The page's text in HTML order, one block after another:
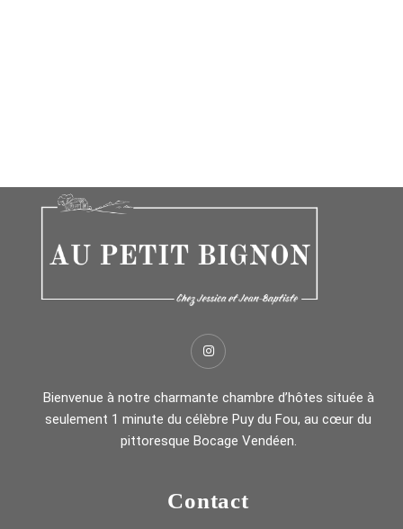
Bienvenue à notre charmante chambre d’hôtes située à
seulement 1 minute du célèbre Puy du Fou, au cœur du
pittoresque Bocage Vendéen.
Contact